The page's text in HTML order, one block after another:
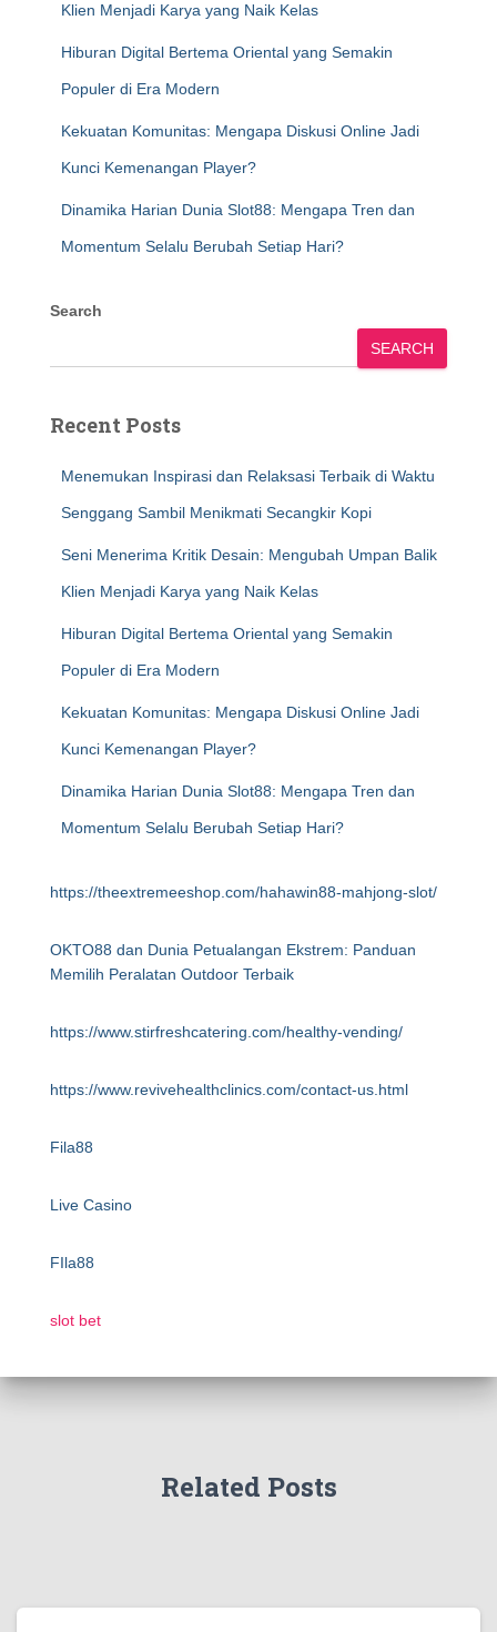
Klien Menjadi Karya yang Naik Kelas
Hiburan Digital Bertema Oriental yang Semakin
Populer di Era Modern
Kekuatan Komunitas: Mengapa Diskusi Online Jadi
Kunci Kemenangan Player?
Dinamika Harian Dunia Slot88: Mengapa Tren dan
Momentum Selalu Berubah Setiap Hari?
Search
SEARCH
Recent Posts
Menemukan Inspirasi dan Relaksasi Terbaik di Waktu
Senggang Sambil Menikmati Secangkir Kopi
Seni Menerima Kritik Desain: Mengubah Umpan Balik
Klien Menjadi Karya yang Naik Kelas
Hiburan Digital Bertema Oriental yang Semakin
Populer di Era Modern
Kekuatan Komunitas: Mengapa Diskusi Online Jadi
Kunci Kemenangan Player?
Dinamika Harian Dunia Slot88: Mengapa Tren dan
Momentum Selalu Berubah Setiap Hari?
https://theextremeeshop.com/hahawin88-mahjong-slot/
OKTO88 dan Dunia Petualangan Ekstrem: Panduan
Memilih Peralatan Outdoor Terbaik
https://www.stirfreshcatering.com/healthy-vending/
https://www.revivehealthclinics.com/contact-us.html
Fila88
Live Casino
FIla88
slot bet
Related Posts